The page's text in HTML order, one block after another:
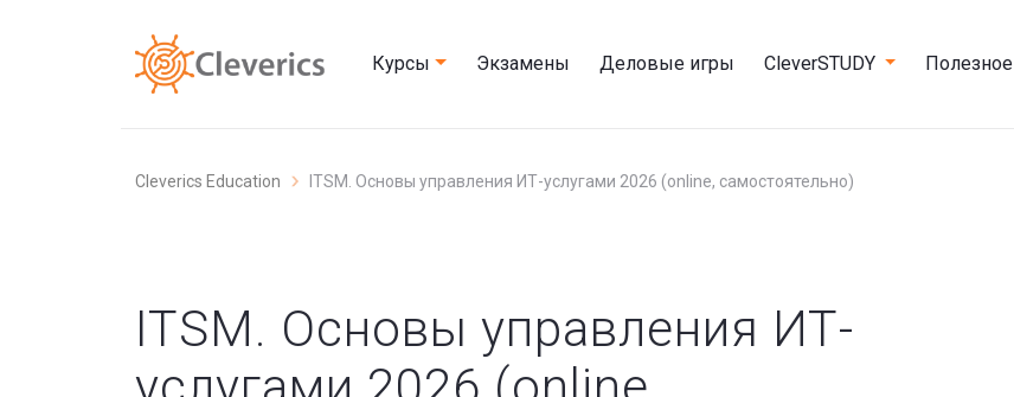
Курсы Экзамены Деловые игры CleverSTUDY Полезное
Cleverics Education ITSM. Основы управления ИТ-услугами 2026 (online, самостоятельно)
ITSM. Основы управления ИТ-